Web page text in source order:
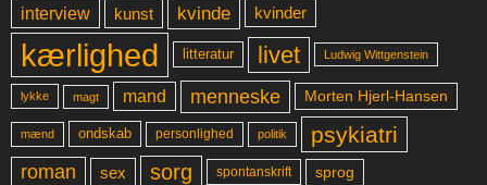
interview kunst kvinde kvinder
kærlighed litteratur livet Ludwig Wittgenstein
lykke magt mand menneske Morten Hjerl-Hansen
mænd ondskab personlighed politik psykiatri
roman sex sorg spontanskrift sprog